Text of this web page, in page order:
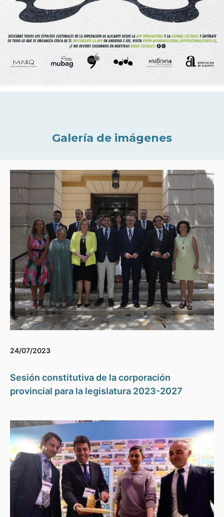
Galería de imágenes
24/07/2023
Sesión constitutiva de la corporación
provincial para la legislatura 2023-2027